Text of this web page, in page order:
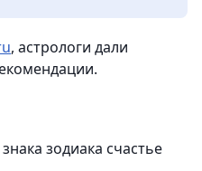
, астрологи дали
зодиака счастье